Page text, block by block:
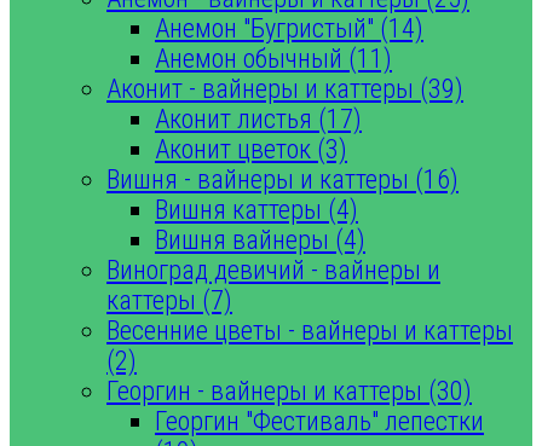
Анемон "Бугристый" (14)
Анемон обычный (11)
Аконит - вайнеры и каттеры (39)
Аконит листья (17)
Аконит цветок (3)
Вишня - вайнеры и каттеры (16)
Вишня каттеры (4)
Вишня вайнеры (4)
Виноград девичий - вайнеры и
каттеры (7)
Весенние цветы - вайнеры и каттеры
(2)
Георгин - вайнеры и каттеры (30)
Георгин "Фестиваль" лепестки